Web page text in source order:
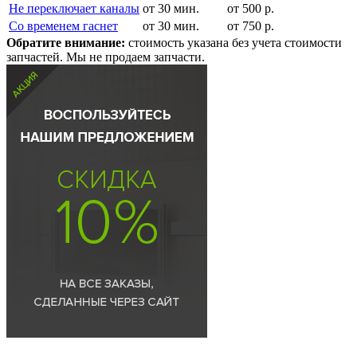
Не переключает каналы от 30 мин.
от 500 р.
Со временем гаснет
от 30 мин.
от 750 р.
Обратите внимание: стоимость указана без учета стоимости
запчастей. Мы не продаем запчасти.